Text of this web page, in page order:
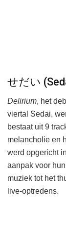
せだい
Delirium, het
viertal Sedai,
bestaat uit 9
melancholie en
werd opgericht
aanpak voor
muziek tot het
live-optredens.